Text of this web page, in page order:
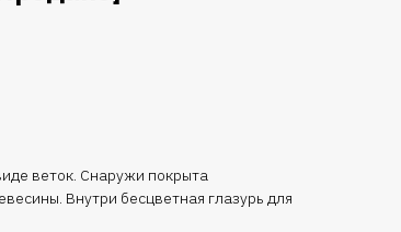
веток. Снаружи покрыта
Внутри бесцветная глазурь для